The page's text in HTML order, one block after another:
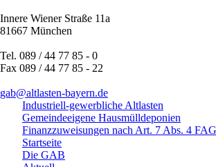
Innere Wiener Straße 11a
81667 München
Tel. 089 / 44 77 85 - 0
Fax 089 / 44 77 85 - 22
gab@altlasten-bayern.de
Industriell-gewerbliche Altlasten
Gemeindeeigene Hausmülldeponien
Finanzzuweisungen nach Art. 7 Abs. 4 FAG
Startseite
Die GAB